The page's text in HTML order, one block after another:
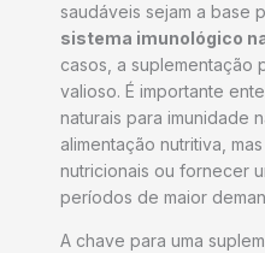
saudáveis sejam a base
sistema imunológico
casos, a suplementação
valioso. É importante
naturais para imunidade
alimentação nutritiva,
nutricionais ou fornecer
períodos de maior
A chave para uma